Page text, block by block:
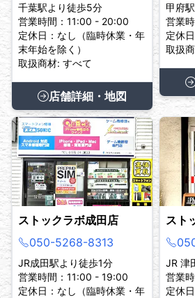
千葉駅より徒歩5分
営業時間：11:00 - 20:00
定休日：なし（臨時休業・年
末年始を除く）
取扱商材: すべて
店舗詳細・地図
甲府
営業
定休
取扱
ストックラボ成田店
050-5268-8313
JR成田駅より徒歩1分
営業時間：11:00 - 19:00
定休日：なし（臨時休業・年
スト
JR 津
営業
定休